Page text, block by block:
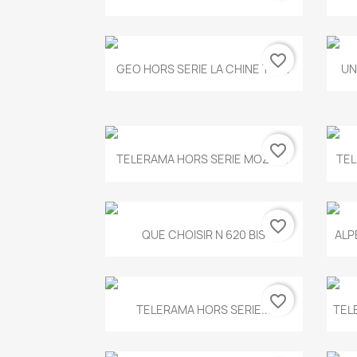
Aperçu rapide
GEO HORS SERIE LA CHINE T.497
favorite_border
Aperçu rapide
TELERAMA HORS SERIE MOZART
favorite_border
Aperçu rapide
QUE CHOISIR N 620 BIS favorite_border
Aperçu rapide
TELERAMA HORS SERIE...favorite_border